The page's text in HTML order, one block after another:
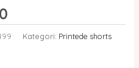
Den
aktuelle
prisKategori: Printede shorts